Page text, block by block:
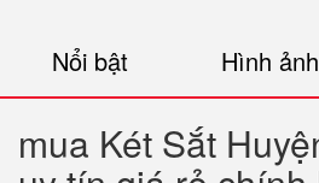
Nổi bật Hình ảnh
mua Két Sắt